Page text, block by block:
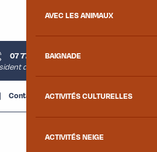
AVEC LES ANIMAUX
BAIGNADE
ACTIVITÉS CULTURELLES
ACTIVITÉS NEIGE
07 77 14 75▒▒
de l'AAPPMA
Contactez-nous